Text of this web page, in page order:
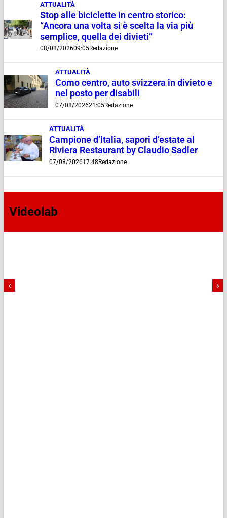
ATTUALITÀ
Stop alle biciclette in centro storico:
“Ancora una volta si è scelta la via più
semplice, quella dei divieti”
08/08/202609:05Redazione
ATTUALITÀ
Como centro, auto svizzera in divieto e
nel posto per disabili
07/08/202621:05Redazione
ATTUALITÀ
Campione d’Italia, sapori d’estate al
Riviera Restaurant by Claudio Sadler
07/08/202617:48 Redazione
Videolab
‹ ›